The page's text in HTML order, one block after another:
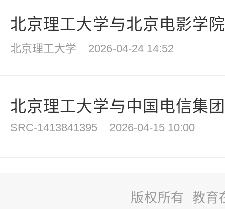
北京理工大学与北京电影学
北京理工大学 2026-04-24 14:52
北京理工大学与中国电信集
SRC-1413841395 2026-04-15 10:00
版权所有 教育